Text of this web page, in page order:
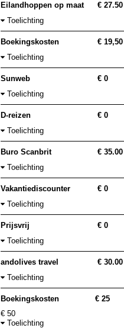
Eilandhoppen op maat
€ 27.50
Toelichting
Boekingskosten
€ 19,50
Toelichting
Sunweb
€ 0
Toelichting
D-reizen
€ 0
Toelichting
Buro Scanbrit
€ 35.00
Toelichting
Vakantiediscounter
€ 0
Toelichting
Prijsvrij
€ 0
Toelichting
andolives travel
€ 30.00
Toelichting
Boekingskosten
€ 25
€ 50
Toelichting